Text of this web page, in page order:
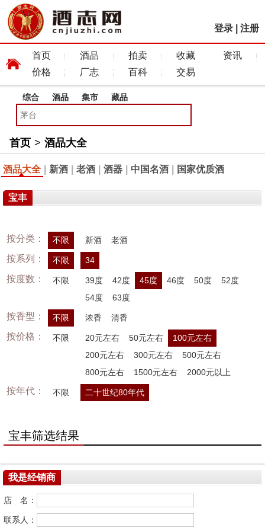
登录 注册
首页 酒品 拍卖 收藏
资讯
价格
厂志 百科 交易
综合 酒品 集市 藏品
首页 > 酒品大全
酒品大全 新酒 老酒 酒器 中国名酒 国家优质酒
宝丰
按分类： 不限 新酒 老酒
按系列： 不限 34
按度数： 不限 39度 42度 45度 46度 50度
52度
54度
63度
按香型： 不限 浓香 清香
按价格： 不限 20元左右 50元左右
100元左右
200元左右
300元左右
500元左右
800元左右
1500元左右 2000元以上
按年代： 不限 二十世纪80年代
宝丰筛选结果
我是经销商
店 名：
联系人：